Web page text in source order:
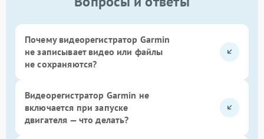
Почему видеорегистратор Garmin
не записывает видео или файлы
не сохраняются?
Видеорегистратор Garmin не
включается при запуске
двигателя — что делать?